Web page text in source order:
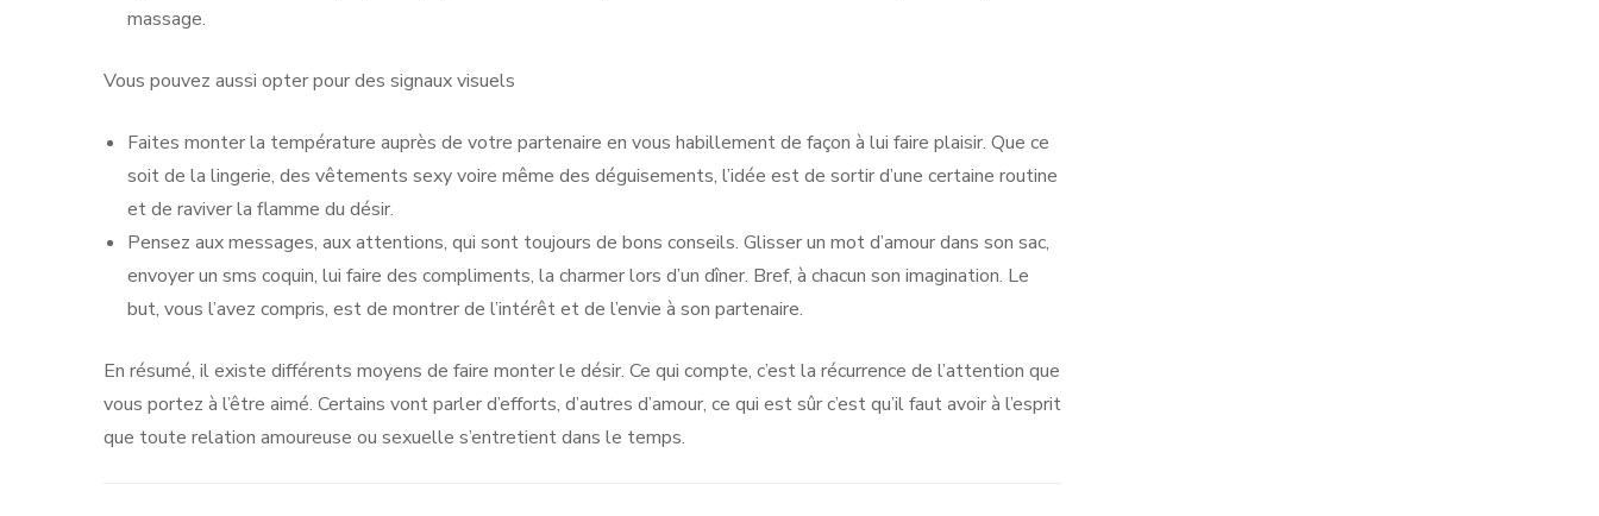
massage.
Vous pouvez aussi opter pour des signaux visuels
Faites monter la température auprès de votre partenaire en vous habillement de façon à lui faire plaisir. Que ce
soit de la lingerie, des vêtements sexy voire même des déguisements, l’idée est de sortir d’une certaine routine
et de raviver la flamme du désir.
Pensez aux messages, aux attentions, qui sont toujours de bons conseils. Glisser un mot d’amour dans son sac,
envoyer un sms coquin, lui faire des compliments, la charmer lors d’un dîner. Bref, à chacun son imagination. Le
but, vous l’avez compris, est de montrer de l’intérêt et de l’envie à son partenaire.
En résumé, il existe différents moyens de faire monter le désir. Ce qui compte, c’est la récurrence de l’attention que
vous portez à l’être aimé. Certains vont parler d’efforts, d’autres d’amour, ce qui est sûr c’est qu’il faut avoir à l’esprit
que toute relation amoureuse ou sexuelle s’entretient dans le temps.